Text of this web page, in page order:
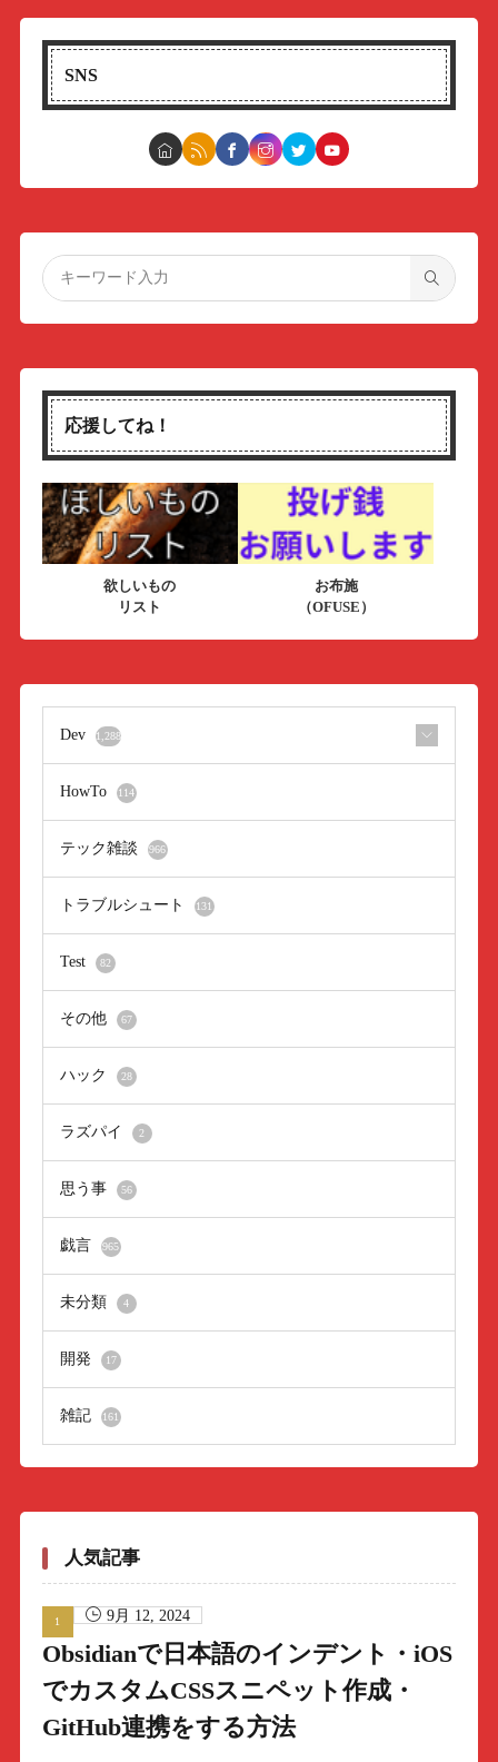
SNS
応援してね！
欲しいもの
リスト
お布施
（OFUSE）
Dev 1,288
HowTo 114
テック雑談 966
トラブルシュート 131
Test 82
その他 67
ハック 28
ラズパイ 2
思う事 56
戯言 965
未分類 4
開発 17
雑記 161
人気記事
9月 12, 2024
Obsidianで日本語のインデント・iOS
でカスタムCSSスニペット作成・
GitHub連携をする方法